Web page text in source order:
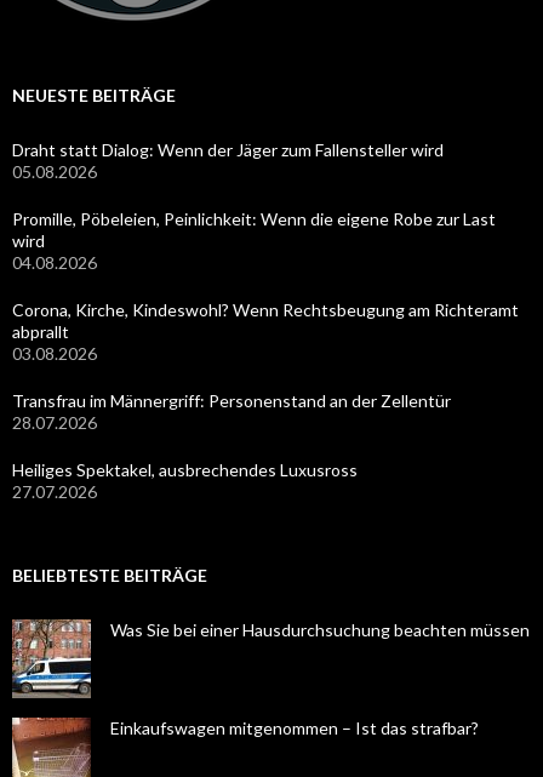
NEUESTE BEITRÄGE
Draht statt Dialog: Wenn der Jäger zum Fallensteller wird
05.08.2026
Promille, Pöbeleien, Peinlichkeit: Wenn die eigene Robe zur Last
wird
04.08.2026
Corona, Kirche, Kindeswohl? Wenn Rechtsbeugung am Richteramt
abprallt
03.08.2026
Transfrau im Männergriff: Personenstand an der Zellentür
28.07.2026
Heiliges Spektakel, ausbrechendes Luxusross
27.07.2026
BELIEBTESTE BEITRÄGE
Was Sie bei einer Hausdurchsuchung beachten müssen
Einkaufswagen mitgenommen – Ist das strafbar?